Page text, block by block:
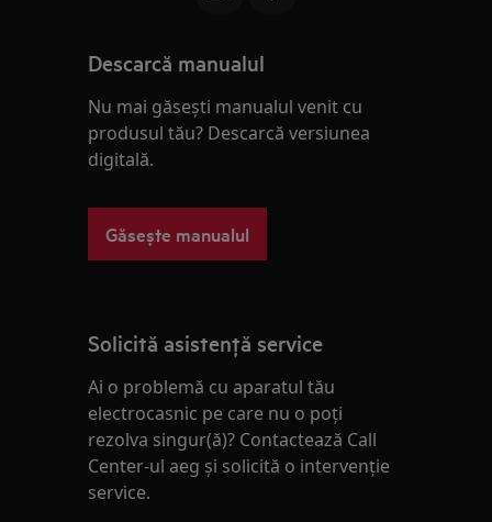
Descarcă manualul
Nu mai găsești manualul venit cu
produsul tău? Descarcă versiunea
digitală.
Găsește manualul
Solicită asistenţă service
Ai o problemă cu aparatul tău
electrocasnic pe care nu o poţi
rezolva singur(ă)? Contactează Call
Center-ul aeg și solicită o intervenţie
service.